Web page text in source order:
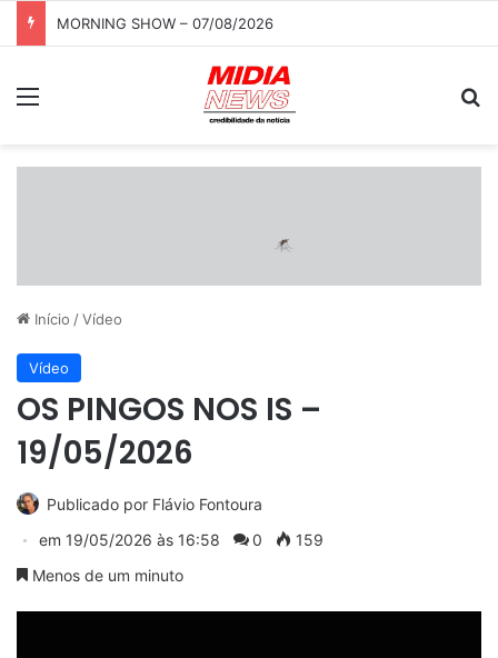
MORNING SHOW – 07/08/2026
Início /Vídeo
Vídeo
OS PINGOS NOS IS –
19/05/2026
Publicado por Flávio Fontoura
em 19/05/2026 às 16:58 0
159
Menos de um minuto